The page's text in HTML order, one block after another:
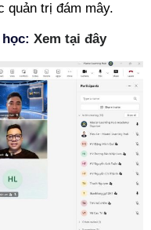
quản trị đám mây.
Xem tại đây